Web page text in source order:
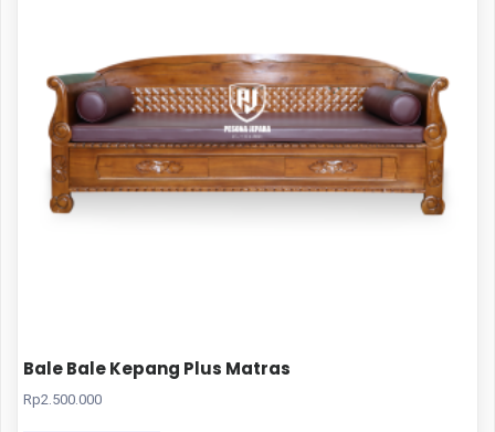
Bale Bale Kepang Plus Matras
Rp2.500.000